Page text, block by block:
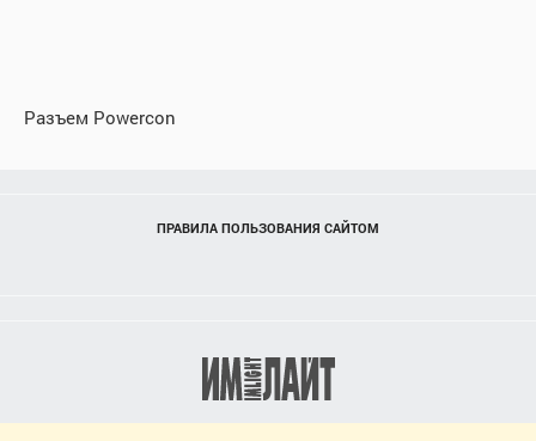
Разъем Powercon
ПРАВИЛА ПОЛЬЗОВАНИЯ САЙТОМ